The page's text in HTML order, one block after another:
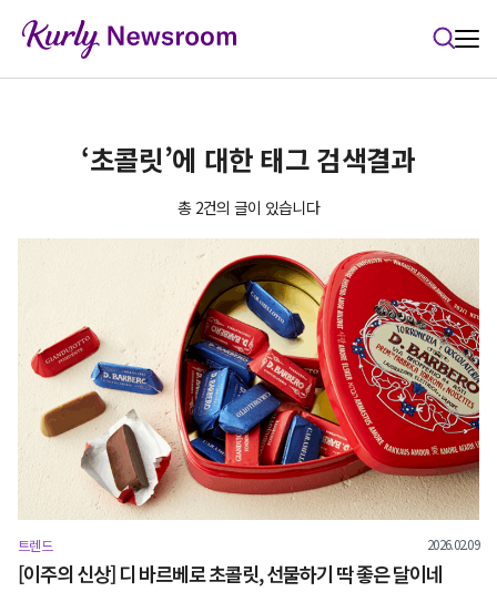
‘초콜릿’에 대한 태그 검색결과
총 2건의 글이 있습니다
트렌드 2026.02.09
[이주의 신상] 디 바르베로 초콜릿, 선물하기 딱 좋은 달이네